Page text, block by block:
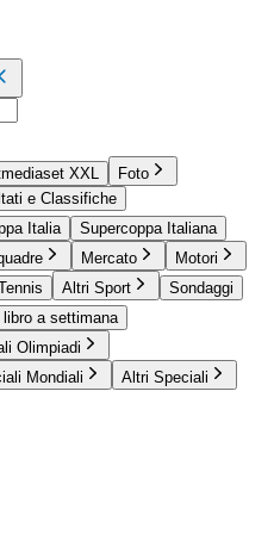
XXL
Foto
e Classifiche
Italia
Supercoppa Italiana
Mercato
Motori
Altri Sport
Sondaggi
libro a settimana
Olimpiadi
Mondiali Altri Speciali